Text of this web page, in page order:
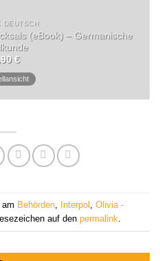
DEUTSCH
(eBook) – Germanische
€
Behörden Interpol Olivia -
auf den permalink